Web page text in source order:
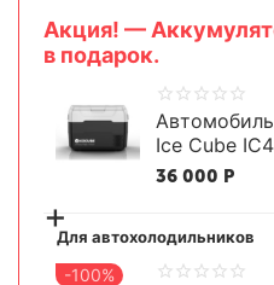
Aкция! —
в подарок.
Ice Cube
36 000 Р
+Для автохолодильников
-100%